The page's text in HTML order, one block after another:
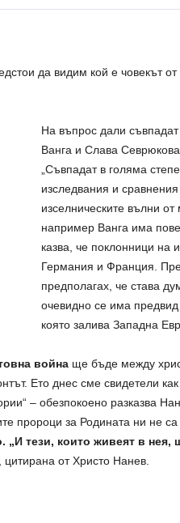
да видим кой е човекът от
На въпрос дали
Ванга и Слава
„Съвпадат в голяма
изследвания и
изселническите вълни
например Ванга има
казва, че поклонници на
Германия и Франция.
предполагах, че става
очевидно се има предвид
която залива Западна
войнаще бъде между
Ето днес сме свидетели как
– обезпокоено разказва
пророци за Родината ни не са
тези, които живеят в нея,
от Христо Нанев.